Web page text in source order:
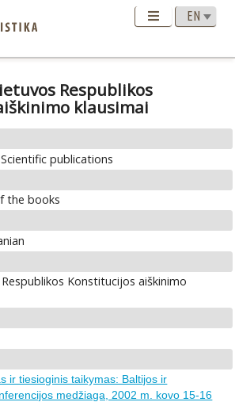
Respublikos
klausimai
publications
the books
Konstitucijos aiškinimo
ir tiesioginis taikymas: Baltijos ir
medžiaga, 2002 m. kovo 15-16